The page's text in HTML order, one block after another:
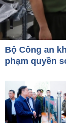
Bộ Công an
phạm quyền